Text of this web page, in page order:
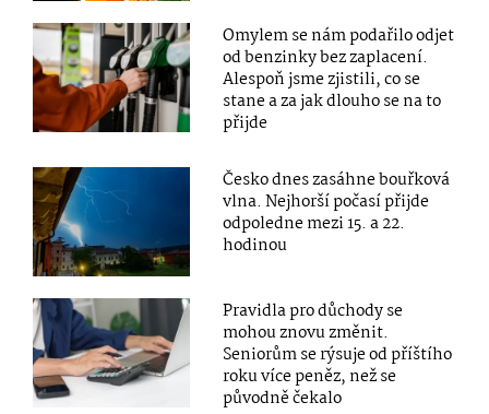
Omylem se nám podařilo odjet
od benzinky bez zaplacení.
Alespoň jsme zjistili, co se
stane a za jak dlouho se na to
přijde
Česko dnes zasáhne bouřková
vlna. Nejhorší počasí přijde
odpoledne mezi 15. a 22.
hodinou
Pravidla pro důchody se
mohou znovu změnit.
Seniorům se rýsuje od příštího
roku více peněz, než se
původně čekalo